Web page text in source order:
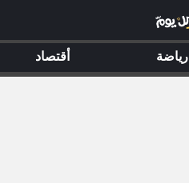
رياضة أقتصاد